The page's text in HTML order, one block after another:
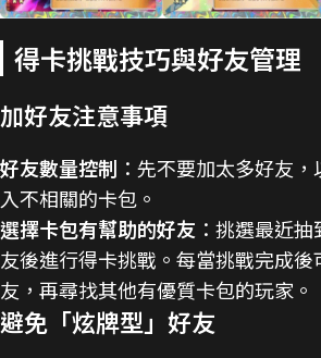
得卡挑戰技巧與好友管理
加好友注意事項
好友數量控制 ：先不要加太多好友
入不相關的卡包。
選擇卡包有幫助的好友 ：挑選最近
友後進行得卡挑戰。每當挑戰完成
友，再尋找其他有優質卡包的玩家。
避免「炫牌型」好友